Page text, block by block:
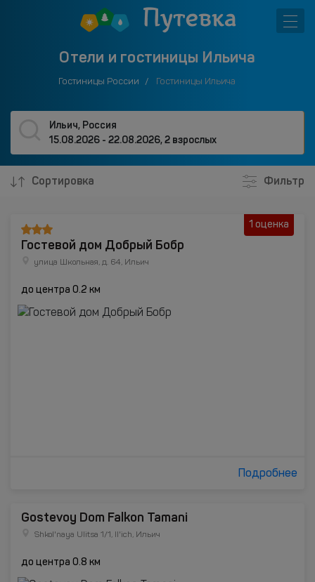
Отели и гостиницы Ильича
Гостиницы России Гостиницы Ильича
Ильич, Россия
15.08.2026 - 22.08.2026,2 взрослых
Сортировка Фильтр
1 оценка
Гостевой дом Добрый Бобр
улица Школьная, д. 64, Ильич
до центра 0.2 км
Подробнее
Gostevoy Dom Falkon Tamani
Shkol'naya Ulitsa 1/1, Il'ich, Ильич
до центра 0.8 км